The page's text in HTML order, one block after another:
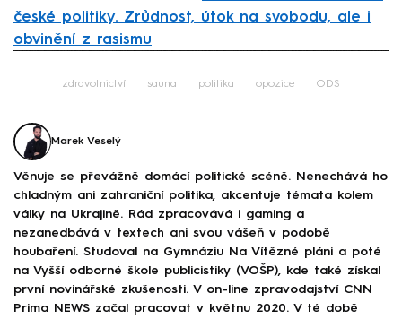
české politiky. Zrůdnost, útok na svobodu, ale i
obvinění z rasismu
zdravotnictví sauna politika opozice ODS
Marek Veselý
Věnuje se převážně domácí politické scéně. Nenechává ho
chladným ani zahraniční politika, akcentuje témata kolem
války na Ukrajině. Rád zpracovává i gaming a
nezanedbává v textech ani svou vášeň v podobě
houbaření. Studoval na Gymnáziu Na Vítězné pláni a poté
na Vyšší odborné škole publicistiky (VOŠP), kde také získal
první novinářské zkušenosti. V on-line zpravodajství CNN
Prima NEWS začal pracovat v květnu 2020. V té době